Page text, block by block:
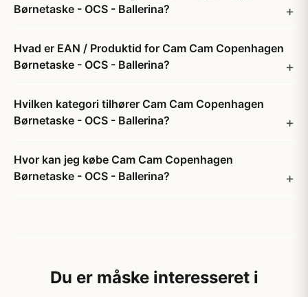
Børnetaske - OCS - Ballerina?
Hvad er EAN / Produktid for Cam Cam Copenhagen
Børnetaske - OCS - Ballerina?
Hvilken kategori tilhører Cam Cam Copenhagen
Børnetaske - OCS - Ballerina?
Hvor kan jeg købe Cam Cam Copenhagen
Børnetaske - OCS - Ballerina?
Du er måske interesseret i